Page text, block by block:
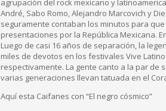
agrupación del rock mexicano y
André, Sabo Romo, Alejandro Marcovich y
seguramente contaban los minutos para
presentaciones por la República Mexicana.
Luego de casi 16 años de separación, la
miles de devotos en los festivales Vive
respectivamente. La gente canto a la par
varias generaciones llevan tatuada en el
Aquí esta Caifanes con “El negro cósmico”